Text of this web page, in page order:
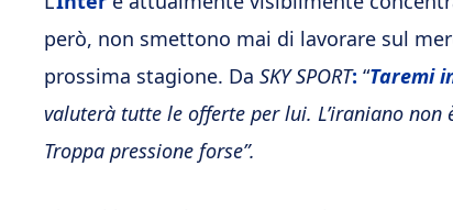
però, non smettono mai di lavorare sul
prossima stagione. Da SKY SPORT: “Taremi
valuterà tutte le offerte per lui. L’iraniano
Troppa pressione forse”.